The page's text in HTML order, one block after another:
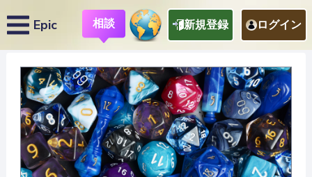
Epic 相談 新規登録 ログイン